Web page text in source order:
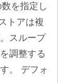
を指定し
トアは複
スループ
調整する
。 デフォ